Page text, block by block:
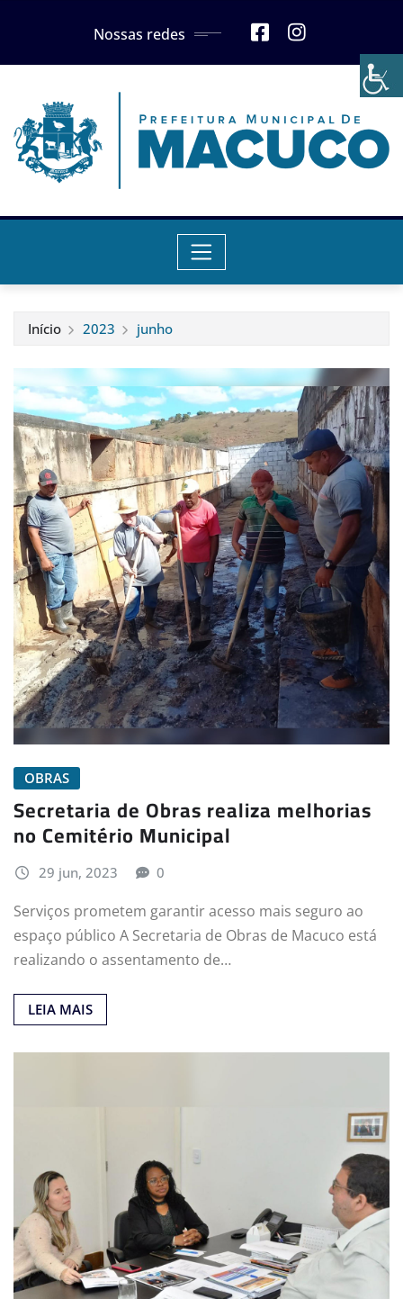
Nossas redes
Início 2023 junho
OBRAS
Secretaria de Obras realiza melhorias
no Cemitério Municipal
29 jun, 2023 0
Serviços prometem garantir acesso mais seguro ao
espaço público A Secretaria de Obras de Macuco está
realizando o assentamento de…
LEIA MAIS